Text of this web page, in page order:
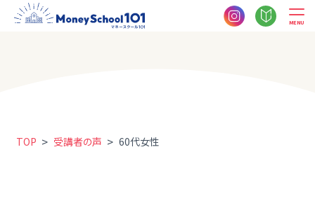
MENU
TOP > 受講者の声 > 60代女性